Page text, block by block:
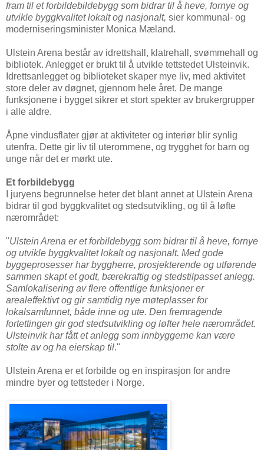
fram til et forbildebildebygg som bidrar til å heve, fornye og
utvikle byggkvalitet lokalt og nasjonalt, sier kommunal- og
moderniseringsminister Monica Mæland.
Ulstein Arena består av idrettshall, klatrehall, svømmehall og
bibliotek. Anlegget er brukt til å utvikle tettstedet Ulsteinvik.
Idrettsanlegget og biblioteket skaper mye liv, med aktivitet
store deler av døgnet, gjennom hele året. De mange
funksjonene i bygget sikrer et stort spekter av brukergrupper
i alle aldre.
Åpne vindusflater gjør at aktiviteter og interiør blir synlig
utenfra. Dette gir liv til uterommene, og trygghet for barn og
unge når det er mørkt ute.
Et forbildebygg
I juryens begrunnelse heter det blant annet at Ulstein Arena
bidrar til god byggkvalitet og stedsutvikling, og til å løfte
nærområdet:
"Ulstein Arena er et forbildebygg som bidrar til å heve, fornye
og utvikle byggkvalitet lokalt og nasjonalt. Med gode
byggeprosesser har byggherre, prosjekterende og utførende
sammen skapt et godt, bærekraftig og stedstilpasset anlegg.
Samlokalisering av flere offentlige funksjoner er
arealeffektivt og gir samtidig nye møteplasser for
lokalsamfunnet, både inne og ute. Den fremragende
fortettingen gir god stedsutvikling og løfter hele nærområdet.
Ulsteinvik har fått et anlegg som innbyggerne kan være
stolte av og ha eierskap til."
Ulstein Arena er et forbilde og en inspirasjon for andre
mindre byer og tettsteder i Norge.